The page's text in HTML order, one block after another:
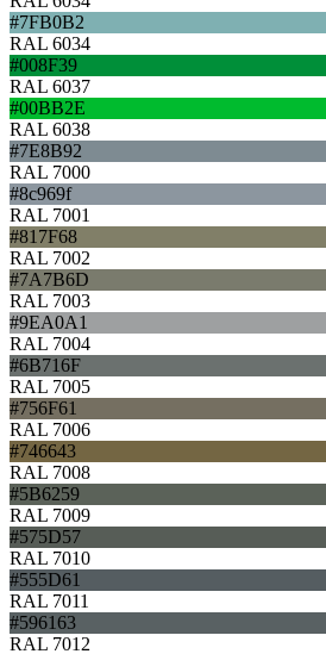
#7FB0B2
RAL 6034
#008F39
RAL 6037
#00BB2E
RAL 6038
#7E8B92
RAL 7000
#8c969f
RAL 7001
#817F68
RAL 7002
#7A7B6D
RAL 7003
#9EA0A1
RAL 7004
#6B716F
RAL 7005
#756F61
RAL 7006
#746643
RAL 7008
#5B6259
RAL 7009
#575D57
RAL 7010
#555D61
RAL 7011
#596163
RAL 7012